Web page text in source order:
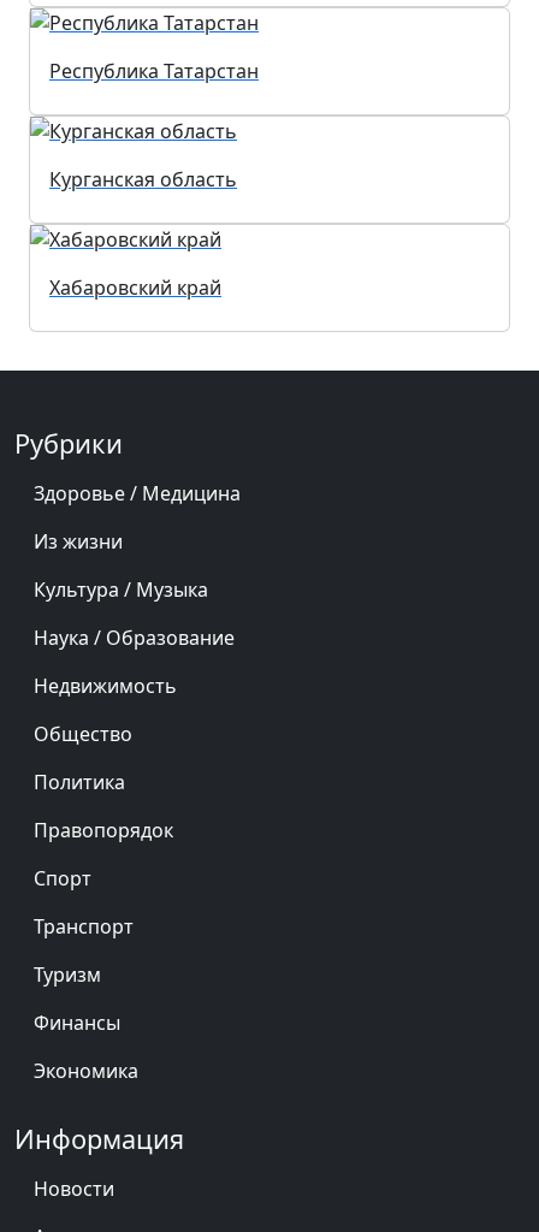
Республика Татарстан
Курганская область
Хабаровский край
Рубрики
Здоровье / Медицина
Из жизни
Культура / Музыка
Наука / Образование
Недвижимость
Общество
Политика
Правопорядок
Спорт
Транспорт
Туризм
Финансы
Экономика
Информация
Новости